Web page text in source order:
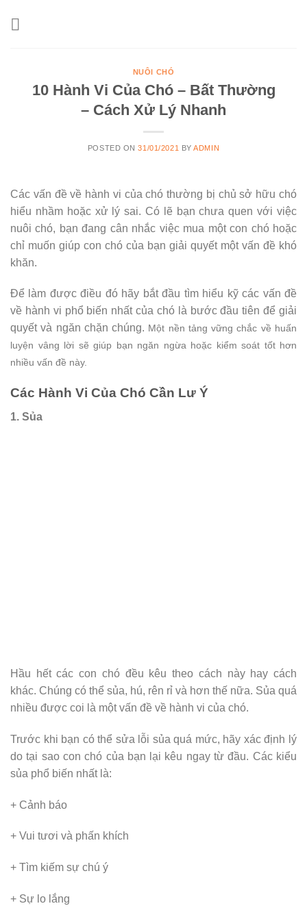
NUÔI CHÓ
10 Hành Vi Của Chó – Bất Thường
– Cách Xử Lý Nhanh
POSTED ON31/01/2021 BYADMIN
Các vấn đề về hành vi của chó thường bị chủ sở hữu chó
hiểu nhầm hoặc xử lý sai. Có lẽ bạn chưa quen với việc
nuôi chó, bạn đang cân nhắc việc mua một con chó hoặc
chỉ muốn giúp con chó của bạn giải quyết một vấn đề khó
khăn.
Để làm được điều đó hãy bắt đầu tìm hiểu kỹ các vấn đề
về hành vi phổ biến nhất của chó là bước đầu tiên để giải
quyết và ngăn chặn chúng. Một nền tảng vững chắc về huấn
luyện vâng lời sẽ giúp bạn ngăn ngừa hoặc kiểm soát tốt hơn
nhiều vấn đề này.
Các Hành Vi Của Chó Cần Lư Ý
1. Sủa
Hầu hết các con chó đều kêu theo cách này hay cách
khác. Chúng có thể sủa, hú, rên rỉ và hơn thế nữa. Sủa quá
nhiều được coi là một vấn đề về hành vi của chó.
Trước khi bạn có thể sửa lỗi sủa quá mức, hãy xác định lý
do tại sao con chó của bạn lại kêu ngay từ đầu. Các kiểu
sủa phổ biến nhất là:
+ Cảnh báo
+ Vui tươi và phấn khích
+ Tìm kiếm sự chú ý
+ Sự lo lắng